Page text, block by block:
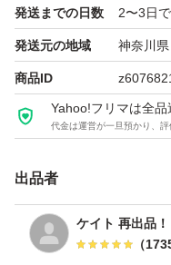
発送までの日数 2〜3日
発送元の地域 神奈川県
商品ID
Yahoo!フリマは全
代金は運営が一旦預かり、
出品者
ケイト 再出品！
（